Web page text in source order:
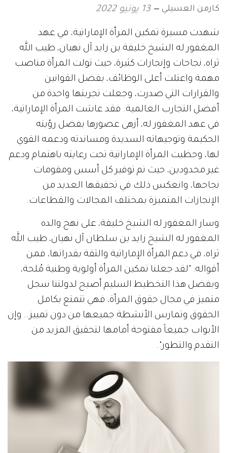
كارمن العسيلي 13 يونيو 2022
شهدت مسيرة تمكين المرأة الإماراتية، في عهد
المغفور له الشيخ خليفة بن زايد آل نهيان، طيب الله
ثراه، نجاحات وإنجازات كثيرة، حيث تولت المرأة مناصب
مهمة واعتلت أعلى الوظائف، بفضل القوانين
والقرارات التي صدرت، وجعلت تجربتها واحدة من
أفضل التجارب العالمية. فقد عاشت المرأة الإماراتية،
في عهد المغفور له، أزهى عصورها بفضل رؤيته
الحكيمة وتوجيهاته السديدة ومساندته ودعمه القوي
لها، وحظيت المرأة الإماراتية تحت رعايته باهتمام ودعم
غير محدودين، حيث تم توفير كل أسس ومقومات
نجاحها، وانعكس ذلك في تحقيقها العديد من
الإنجازات المتميزة بمختلف المجالات والقطاعات.
وسار المغفور له الشيخ خليفة، على نهج والده
المغفور له الشيخ زايد بن سلطان آل نهيان، طيب الله
ثراه، في دعم المرأة الإماراتية والثقة بقدراتها، فمن
أقواله: "لقد جعلنا تمكين المرأة أولوية وطنية مُلحة،
وبفضل هذا التخطيط السليم أصبح لدولتنا سجل
متميز في مجال حقوق المرأة، فهي تتمتع بكامل
الحقوق وتمارس الأنشطة جميعها من دون تمييز.. وإن
الأبواب جميعاً مفتوحة أمامها لتحقيق المزيد من
التقدم والتطور".